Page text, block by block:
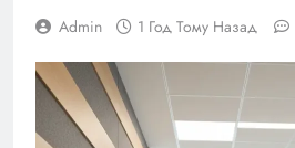
Admin 1 Год Тому Назад